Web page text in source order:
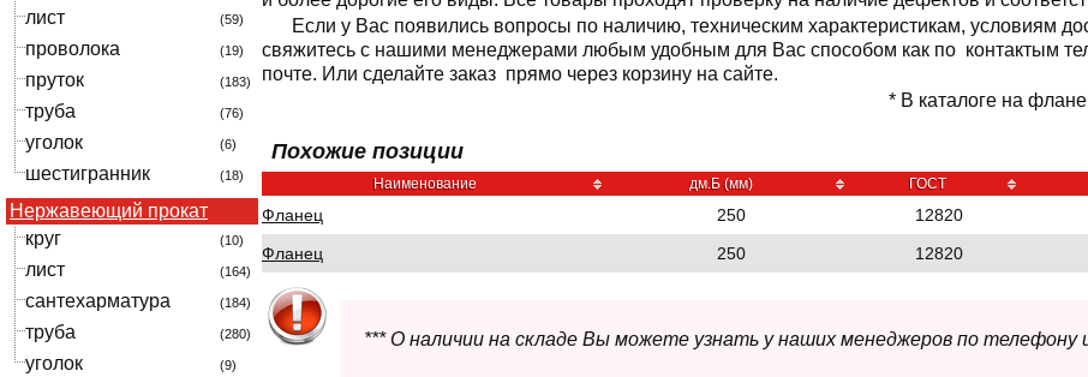
лист (59)
проволока (19)
пруток (183)
труба (76)
уголок (6)
шестигранник (18)
Нержавеющий прокат
круг
(10)
лист (164)
сантехарматура (184)
труба (280)
уголок (9)
Если у Вас появились вопросы по наличию, техническим характеристикам, условиям
свяжитесь с нашими менеджерами любым удобным для Вас способом как по контактым
почте. Или сделайте заказ прямо через корзину на сайте.
* В каталоге на
Похожие позиции
Наименование дм.Б (мм) ГОСТ
Фланец 250 12820
Фланец
250 12820
*** О наличии на складе Вы можете узнать у наших менеджеров по телефону